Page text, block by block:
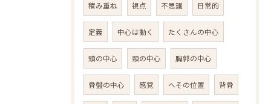
積み重ね 視点 不思議 日常的
定義 中心は動く たくさんの中心
頭の中心 頸の中心 胸郭の中心
骨盤の中心 感覚 へその位置 背骨